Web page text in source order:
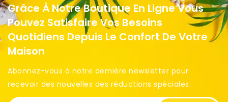
Grâce À Notre Boutique En Ligne Vous
Pouvez Satisfaire Vos Besoins
Quotidiens Depuis Le Confort De Votre
Maison
Abonnez-vous à notre dernière newsletter pour
recevoir des nouvelles des réductions spéciales. ​